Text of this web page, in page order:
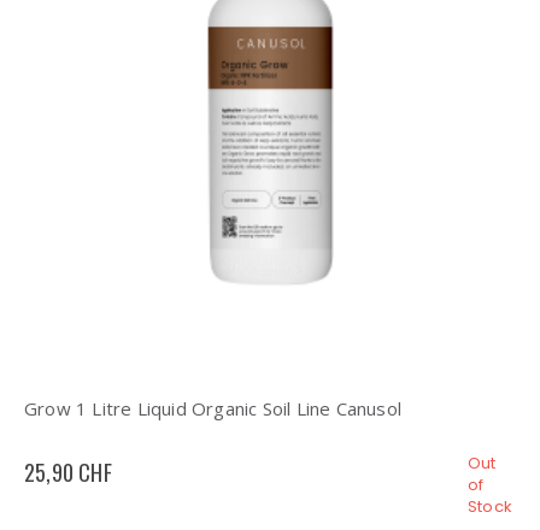
Grow 1 Litre Liquid Organic Soil Line Canusol
25,90 CHF
Out
of
Stock